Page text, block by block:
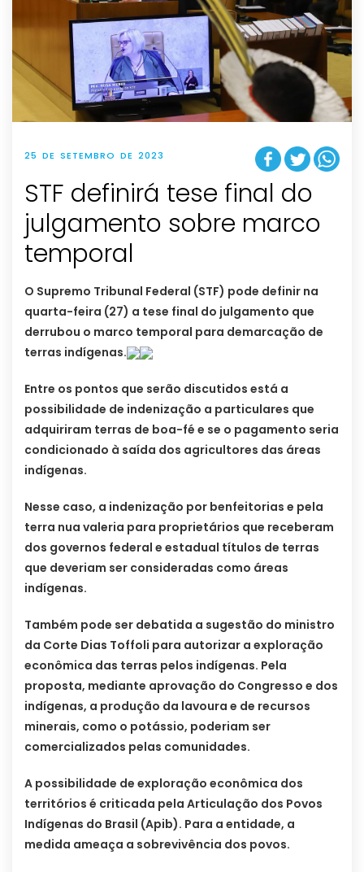
25 DE SETEMBRO DE 2023
STF definirá tese final do
julgamento sobre marco
temporal
O Supremo Tribunal Federal (STF) pode definir na
quarta-feira (27) a tese final do julgamento que
derrubou o marco temporal para demarcação de
terras indígenas.
Entre os pontos que serão discutidos está a
possibilidade de indenização a particulares que
adquiriram terras de boa-fé e se o pagamento seria
condicionado à saída dos agricultores das áreas
indígenas.
Nesse caso, a indenização por benfeitorias e pela
terra nua valeria para proprietários que receberam
dos governos federal e estadual títulos de terras
que deveriam ser consideradas como áreas
indígenas.
Também pode ser debatida a sugestão do ministro
da Corte Dias Toffoli para autorizar a exploração
econômica das terras pelos indígenas. Pela
proposta, mediante aprovação do Congresso e dos
indígenas, a produção da lavoura e de recursos
minerais, como o potássio, poderiam ser
comercializados pelas comunidades.
A possibilidade de exploração econômica dos
territórios é criticada pela Articulação dos Povos
Indígenas do Brasil (Apib). Para a entidade, a
medida ameaça a sobrevivência dos povos.